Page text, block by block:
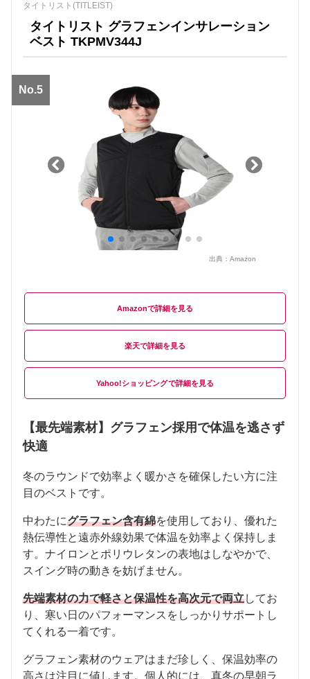
タイトリスト(TITLEIST)
タイトリスト グラフェンインサレーション
ベスト TKPMV344J
No.5
出典： Amazon
Amazon
楽天
Yahoo!ショッピング
【最先端素材】グラフェン採用で体温を逃さず
快適
冬のラウンドで効率よく暖かさを確保したい方に注
目のベストです。
中わたにグラフェン含有綿を使用しており、優れた
熱伝導性と遠赤外線効果で体温を効率よく保持しま
す。ナイロンとポリウレタンの表地はしなやかで、
スイング時の動きを妨げません。
先端素材の力で軽さと保温性を高次元で両立してお
り、寒い日のパフォーマンスをしっかりサポートし
てくれる一着です。
グラフェン素材のウェアはまだ珍しく、保温効率の
高さは注目に値します。個人的には、真冬の早朝ラ